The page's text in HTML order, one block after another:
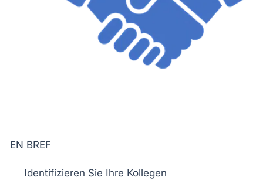
EN BREF
Identifizieren Sie Ihre Kollegen